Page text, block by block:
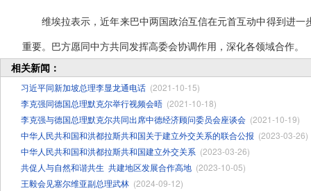
维埃拉表示，近年来巴中两国政治互信在元首互动中得到进
重要。巴方愿同中方共同发挥高委会协调作用，深化各领域合作。
相关新闻：
习近平同新加坡总理李显龙通电话 (2021-10-15)
李克强同德国总理默克尔举行视频会晤 (2021-10-18)
李克强与德国总理默克尔共同出席中德经济顾问委员会座谈会 (2021-10-19)
中华人民共和国和洪都拉斯共和国关于建立外交关系的联合公报 (2023-03-26)
中华人民共和国和洪都拉斯共和国建立外交关系 (2023-03-26)
共促人与自然和谐共生 ​共建地区发展合作高地 (2023-10-05)
王毅会见塞尔维亚副总理武林 (2024-09-12)